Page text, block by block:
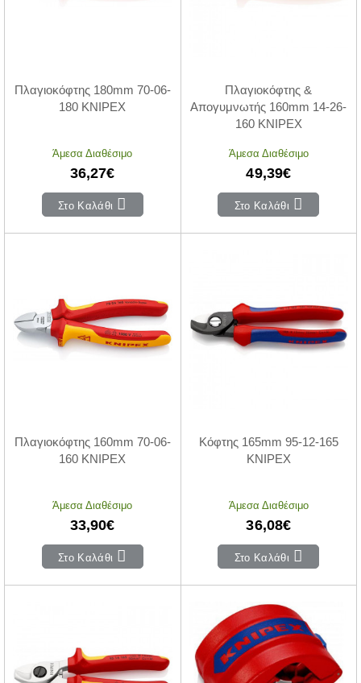
Πλαγιοκόφτης 180mm 70-06-
180 KNIPEX
Άμεσα Διαθέσιμο
36,27€
Στο Καλάθι
Πλαγιοκόφτης &
Απογυμνωτής 160mm 14-26-
160 KNIPEX
Άμεσα Διαθέσιμο
49,39€
Στο Καλάθι
Πλαγιοκόφτης 160mm 70-06-
160 KNIPEX
Άμεσα Διαθέσιμο
33,90€
Στο Καλάθι
Κόφτης 165mm 95-12-165
KNIPEX
Άμεσα Διαθέσιμο
36,08€
Στο Καλάθι